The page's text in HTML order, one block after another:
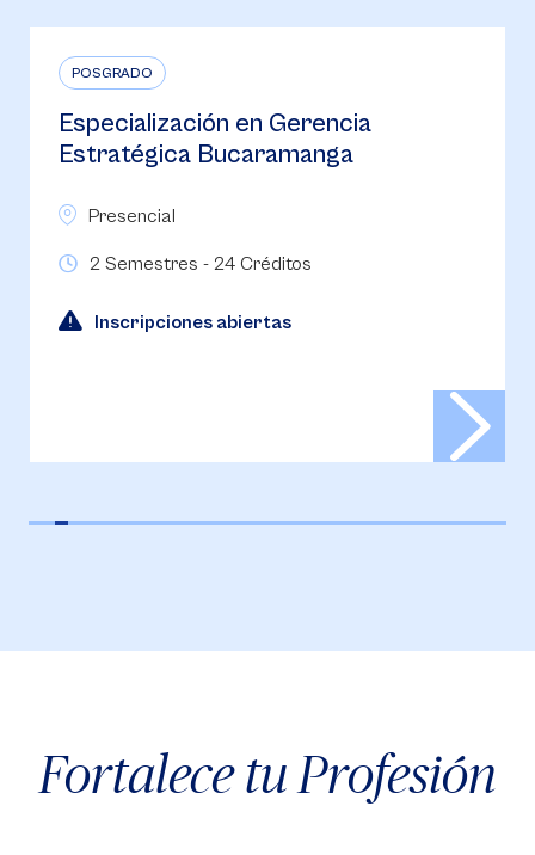
POSGRADO
Especialización en Gestión para el
Desarrollo Humano en la
Fortalece tu Profesión